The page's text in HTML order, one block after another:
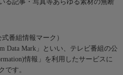
る記事・写真等あらゆる素材の無断
番組情報マーク）
Data Mark」といい、テレビ番組の公
情報」を利用したサービスに
です。